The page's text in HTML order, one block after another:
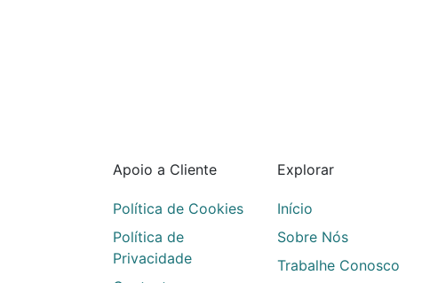
Apoio a Cliente
Política de Cookies
Política de
Privacidade
Explorar
Início
Sobre Nós
Trabalhe Conosco